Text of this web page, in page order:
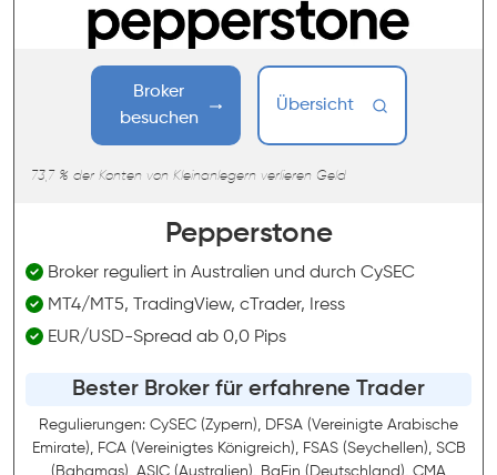
Broker
besuchen
Übersicht
73,7 % der Konten von Kleinanlegern verlieren Geld
Pepperstone
Broker reguliert in Australien und durch CySEC
MT4/MT5, TradingView, cTrader, Iress
EUR/USD-Spread ab 0,0 Pips
Bester Broker für erfahrene Trader
Regulierungen: CySEC (Zypern), DFSA (Vereinigte Arabische
Emirate), FCA (Vereinigtes Königreich), FSAS (Seychellen), SCB
(Bahamas), ASIC (Australien), BaFin (Deutschland), CMA